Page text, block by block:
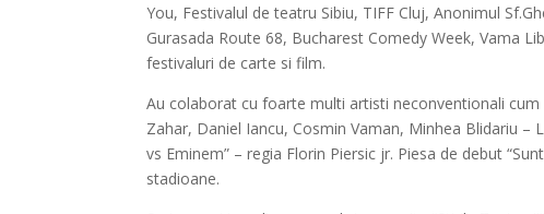
You, Festivalul de teatru Sibiu, TIFF Cluj, Anonimul
Gurasada Route 68, Bucharest Comedy Week, Vama
festivaluri de carte si film.
Au colaborat cu foarte multi artisti neconventionali
Zahar, Daniel Iancu, Cosmin Vaman, Minhea Blidariu
vs Eminem” – regia Florin Piersic jr. Piesa de debut
stadioane.